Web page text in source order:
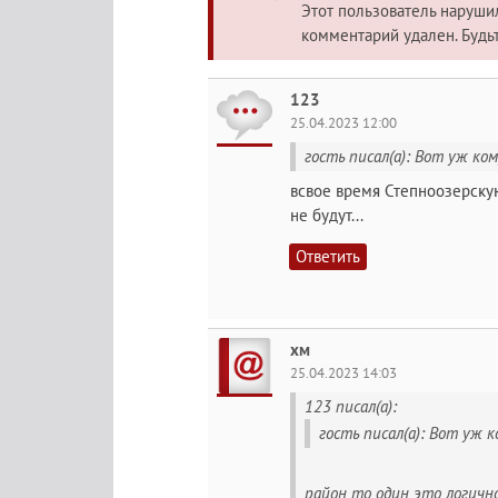
Этот пользователь
комментарий удален.
123
25.04.2023 12:00
гость писал(а): Вот уж
всвое время
не будут...
Ответить
хм
25.04.2023 14:03
123 писал(а):
гость писал(а): Вот уж
район то один это